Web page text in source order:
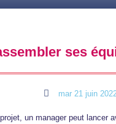
ses
mar 21 juin
un manager peut